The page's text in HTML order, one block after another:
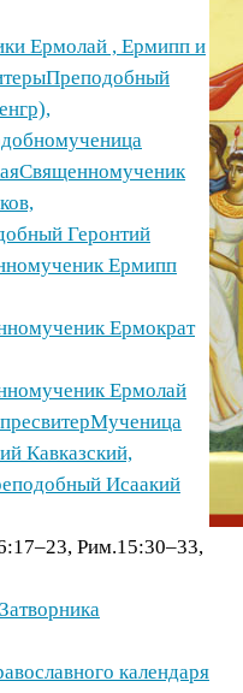
Ермолай , Ермипп и
Преподобный
Священномученик
Геронтий
Ермипп
Ермократ
Ермолай
Мученица
Кавказский,
Исаакий
Рим.15:30–33,
календаря